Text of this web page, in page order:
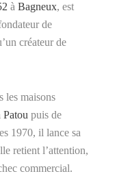
à Bagneux, est
de
créateur de
les maisons
Patou puis de
1970, il lance sa
retient l’attention,
commercial.